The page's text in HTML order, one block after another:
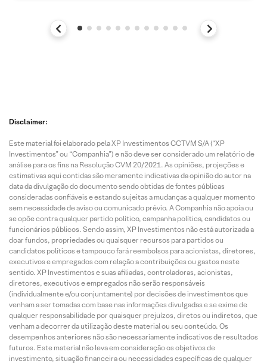
Disclaimer:
Este material foi elaborado pela XP Investimentos CCTVM S/A (“XP
Investimentos” ou “Companhia”) e não deve ser considerado um relatório de
análise para os fins na Resolução CVM 20/2021. As opiniões, projeções e
estimativas aqui contidas são meramente indicativas da opinião do autor na
data da divulgação do documento sendo obtidas de fontes públicas
consideradas confiáveis e estando sujeitas a mudanças a qualquer momento
sem necessidade de aviso ou comunicado prévio. A Companhia não apoia ou
se opõe contra qualquer partido político, campanha política, candidatos ou
funcionários públicos. Sendo assim, XP Investimentos não está autorizada a
doar fundos, propriedades ou quaisquer recursos para partidos ou
candidatos políticos e tampouco fará reembolsos para acionistas, diretores,
executivos e empregados com relação a contribuições ou gastos neste
sentido. XP Investimentos e suas afiliadas, controladoras, acionistas,
diretores, executivos e empregados não serão responsáveis
(individualmente e/ou conjuntamente) por decisões de investimentos que
venham a ser tomadas com base nas informações divulgadas e se exime de
qualquer responsabilidade por quaisquer prejuízos, diretos ou indiretos, que
venham a decorrer da utilização deste material ou seu conteúdo. Os
desempenhos anteriores não são necessariamente indicativos de resultados
futuros. Este material não leva em consideração os objetivos de
investimento, situação financeira ou necessidades específicas de qualquer